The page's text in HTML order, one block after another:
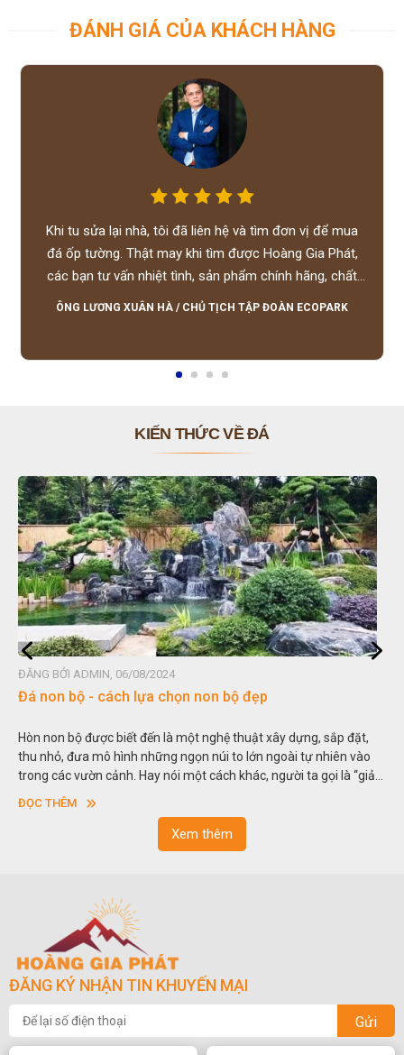
ĐÁNH GIÁ CỦA KHÁCH HÀNG
Khi tu sửa lại nhà, tôi đã liên hệ và tìm đơn vị để mua
đá ốp tường. Thật may khi tìm được Hoàng Gia Phát,
các bạn tư vấn nhiệt tình, sản phẩm chính hãng, chất
lượng tốt, giá hợp lý, hỗ trợ tận tình.
ÔNG LƯƠNG XUÂN HÀ / CHỦ TỊCH TẬP ĐOÀN ECOPARK
KIẾN THỨC VỀ ĐÁ
ĐĂNG BỞI ADMIN, 06/08/2024
Đá non bộ - cách lựa chọn non bộ đẹp
Hòn non bộ được biết đến là một nghệ thuật xây dựng, sắp đặt,
thu nhỏ, đưa mô hình những ngọn núi to lớn ngoài tự nhiên vào
trong các vườn cảnh. Hay nói một cách khác, người ta gọi là “giả
sơn”. Nghệ thuật hòn non bộ nhằm phục vụ cho mục đích thưởng
ngoạn và phong thủy trong cuộc sống.
ĐỌC THÊM
Xem thêm
ĐĂNG KÝ NHẬN TIN KHUYẾN MẠI
Gửi